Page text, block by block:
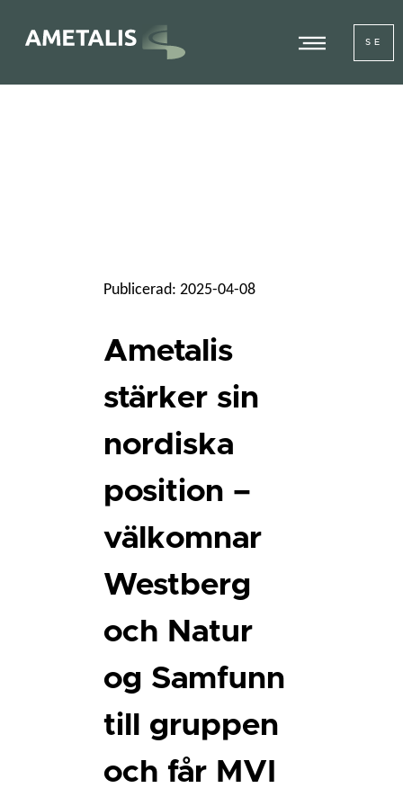
SE
Publicerad: 2025-04-08
Ametalis
stärker sin
nordiska
position –
välkomnar
Westberg
och Natur
og Samfunn
till gruppen
och får MVI